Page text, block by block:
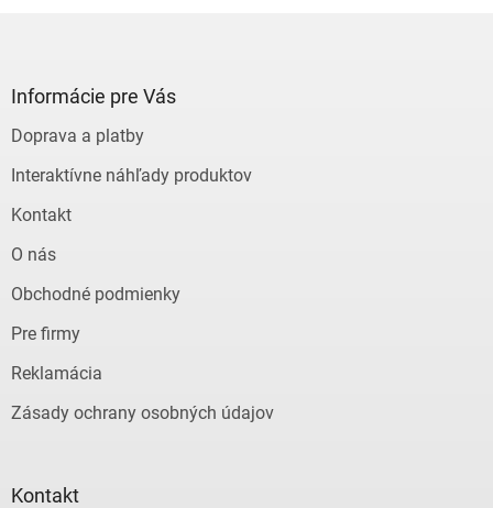
Informácie pre Vás
Doprava a platby
Interaktívne náhľady produktov
Kontakt
O nás
Obchodné podmienky
Pre firmy
Reklamácia
Zásady ochrany osobných údajov
Kontakt